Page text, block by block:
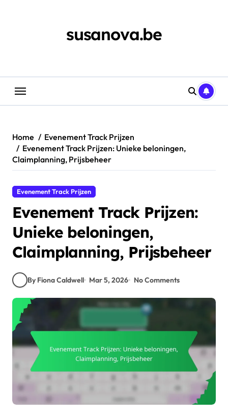
susanova.be
Home
Evenement Track Prijzen
Evenement Track Prijzen: Unieke beloningen,
Claimplanning, Prijsbeheer
Evenement Track Prijzen
Evenement Track Prijzen:
Unieke beloningen,
Claimplanning, Prijsbeheer
By Fiona Caldwell Mar 5, 2026 No Comments